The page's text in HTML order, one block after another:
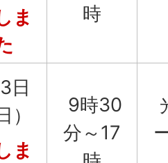
ま
時
日
）
ま
9時30
分～17